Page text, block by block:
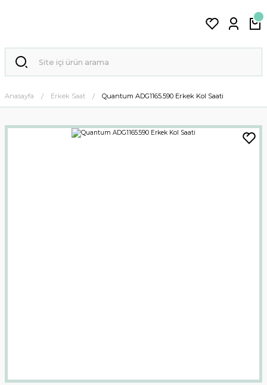
Anasayfa Erkek Saat Quantum ADG1165.590 Erkek Kol Saati